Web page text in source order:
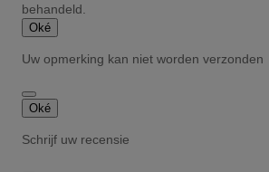
behandeld.
Oké
Uw opmerking kan niet worden verzonden
Oké
Schrijf uw recensie